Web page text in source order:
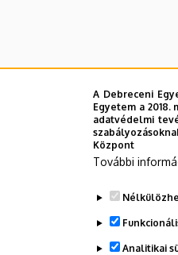
A Debreceni
Egyetem a
adatvédelmi
Központ
További
Analitikai